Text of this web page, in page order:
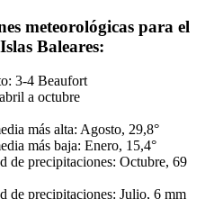
meteorológicas para el
Baleares:
3-4 Beaufort
a octubre
más alta: Agosto, 29,8°
más baja: Enero, 15,4°
de precipitaciones: Octubre, 69
de precipitaciones: Julio, 6 mm